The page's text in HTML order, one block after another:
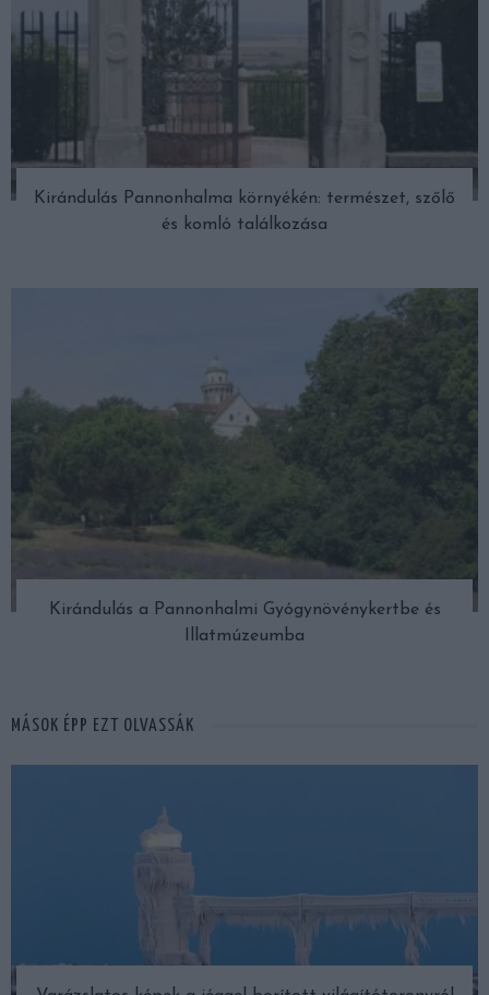
Kirándulás Pannonhalma környékén: természet, szőlő
és komló találkozása
Kirándulás a Pannonhalmi Gyógynövénykertbe és
Illatmúzeumba
MÁSOK ÉPP EZT OLVASSÁK